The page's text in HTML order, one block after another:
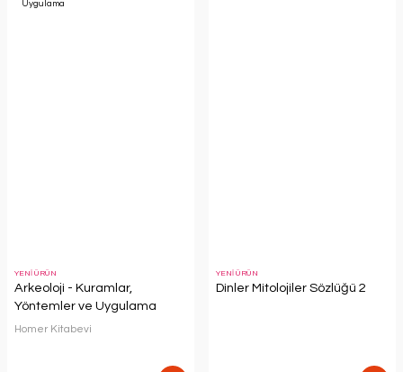
YENİ ÜRÜN
Arkeoloji - Kuramlar,
Yöntemler ve Uygulama
Homer Kitabevi
YENİ ÜRÜN
Dinler Mitolojiler Sözlüğü 2